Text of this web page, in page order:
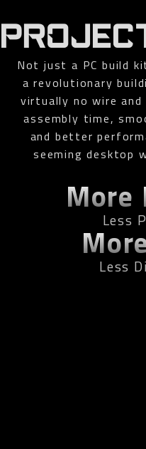
Not just a PC build
a revolutionary
virtually no wire
assembly time,
and better
seeming desktop
More
Less
Less